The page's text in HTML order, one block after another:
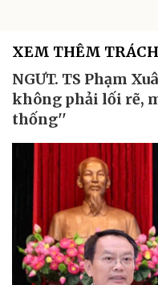
XEM THÊM
NGƯT. TS Phạm
không phải lối rẽ,
thống''